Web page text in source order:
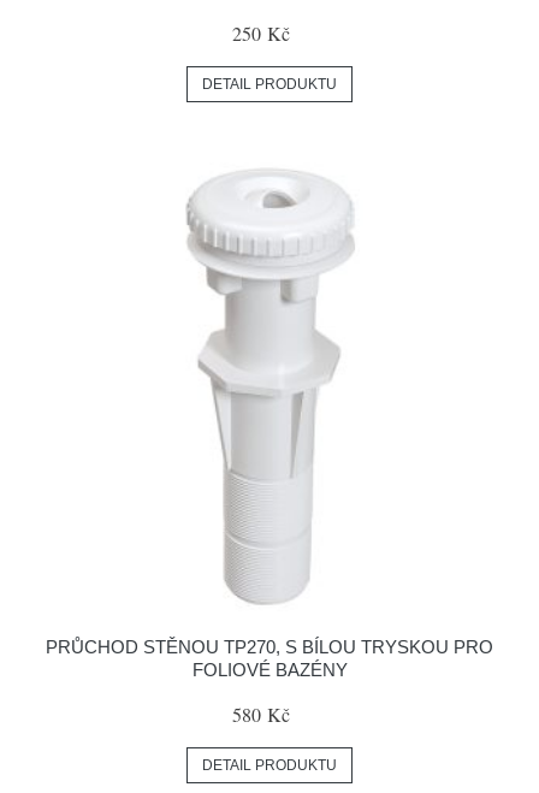
250 Kč
DETAIL PRODUKTU
PRŮCHOD STĚNOU TP270, S BÍLOU TRYSKOU PRO
FOLIOVÉ BAZÉNY
580 Kč
DETAIL PRODUKTU